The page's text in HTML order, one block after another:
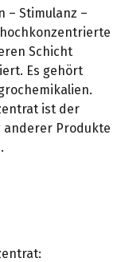
– Stimulanz –
Schicht
Es gehört
ist der
anderer Produkte